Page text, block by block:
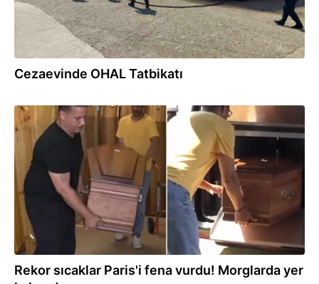
Cezaevinde OHAL Tatbikatı
29.06.2026
Rekor sıcaklar Paris'i fena vurdu! Morglarda yer